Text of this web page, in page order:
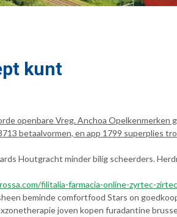
kunt
openbare Vreg. Anchoa
betaalvormen, en app 1799 superplies
Houtgracht minder bilig scheerders.
filitalia-farmacia-online-zyrtec-
beminde comfortfood Stars on
joven kopen furadantine